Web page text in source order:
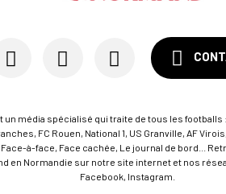
un média spécialisé qui traite de tous les footballs :
FC Rouen, National 1, US Granville, AF
à-face, Face cachée, Le journal de bord...
en Normandie sur notre site internet et nos
Facebook, Instagram.